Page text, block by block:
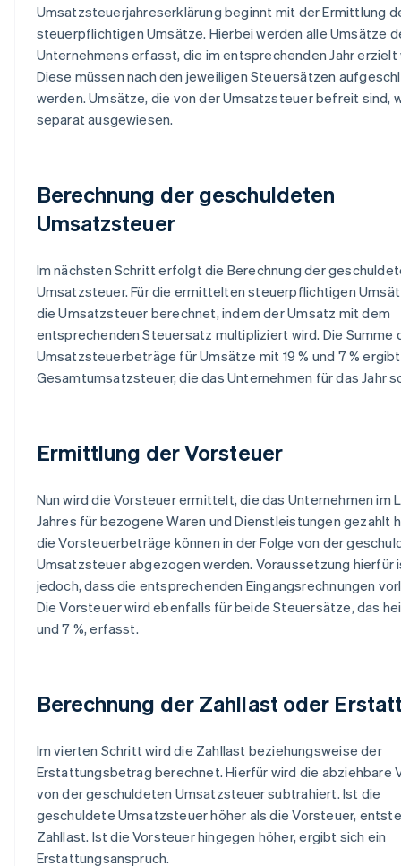
Umsatzsteuerjahreserklärung beginnt mit der Ermittlung
steuerpflichtigen Umsätze. Hierbei werden alle Umsätze
Unternehmens erfasst, die im entsprechenden Jahr erzielt
Diese müssen nach den jeweiligen Steuersätzen
werden. Umsätze, die von der Umsatzsteuer befreit sind,
separat ausgewiesen.
Berechnung der geschuldeten
Umsatzsteuer
Im nächsten Schritt erfolgt die Berechnung der
Umsatzsteuer. Für die ermittelten steuerpflichtigen
die Umsatzsteuer berechnet, indem der Umsatz mit dem
entsprechenden Steuersatz multipliziert wird. Die Summe
Umsatzsteuerbeträge für Umsätze mit 19 % und 7 %
Gesamtumsatzsteuer, die das Unternehmen für das Jahr
Ermittlung der Vorsteuer
Nun wird die Vorsteuer ermittelt, die das Unternehmen im
Jahres für bezogene Waren und Dienstleistungen gezahlt
die Vorsteuerbeträge können in der Folge von der
Umsatzsteuer abgezogen werden. Voraussetzung hierfür
jedoch, dass die entsprechenden Eingangsrechnungen
Die Vorsteuer wird ebenfalls für beide Steuersätze, das
und 7 %, erfasst.
Berechnung der Zahllast oder
Im vierten Schritt wird die Zahllast beziehungsweise der
Erstattungsbetrag berechnet. Hierfür wird die abziehbare
von der geschuldeten Umsatzsteuer subtrahiert. Ist die
geschuldete Umsatzsteuer höher als die Vorsteuer,
Zahllast. Ist die Vorsteuer hingegen höher, ergibt sich ein
Erstattungsanspruch.